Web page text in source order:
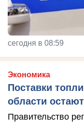
сегодня в 08:59
Экономика
Поставки
области
Правительство